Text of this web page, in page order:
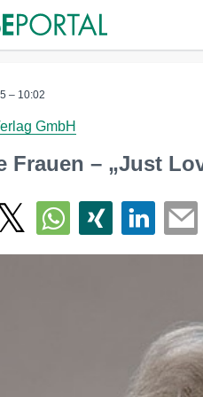
– 10:02
GmbH
Frauen – „Just